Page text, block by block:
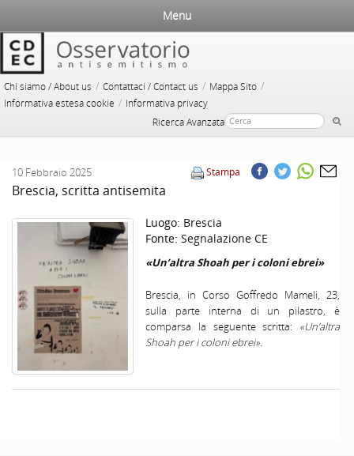
Chi siamo / About us / Contattaci / Contact us / Mappa Sito /
Informativa estesa cookie / Informativa privacy
Ricerca Avanzata
Menu
Stampa
10 Febbraio 2025
Brescia, scritta antisemita
Luogo: Brescia
Fonte: Segnalazione CE
«Un’altra Shoah per i coloni ebrei»
Brescia, in Corso Goffredo Mameli, 23,
sulla parte interna di un pilastro, è
comparsa la seguente scritta: «Un’altra
Shoah per i coloni ebrei».